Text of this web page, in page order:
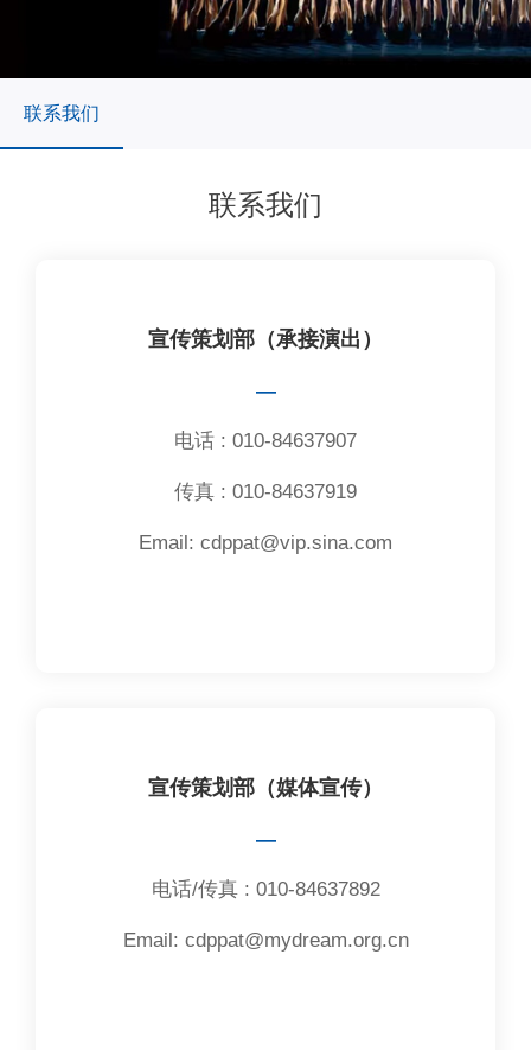
联系我们
联系我们
宣传策划部（承接演出）
—
电话 : 010-84637907
传真 : 010-84637919
Email: cdppat@vip.sina.com
宣传策划部（媒体宣传）
—
电话/传真 : 010-84637892
Email: cdppat@mydream.org.cn